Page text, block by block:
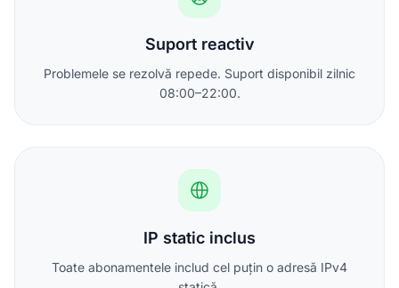
Suport reactiv
Problemele se rezolvă repede. Suport disponibil zilnic
08:00–22:00.
IP static inclus
Toate abonamentele includ cel puțin o adresă IPv4